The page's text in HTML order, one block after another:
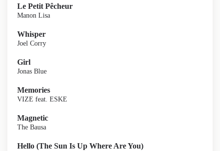
Le Petit Pêcheur
Manon Lisa
Whisper
Joel Corry
Girl
Jonas Blue
Memories
VIZE feat. ESKE
Magnetic
The Bausa
Hello (The Sun Is Up Where Are You)